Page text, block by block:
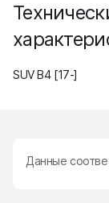
SUV B4 [17-]
Данные